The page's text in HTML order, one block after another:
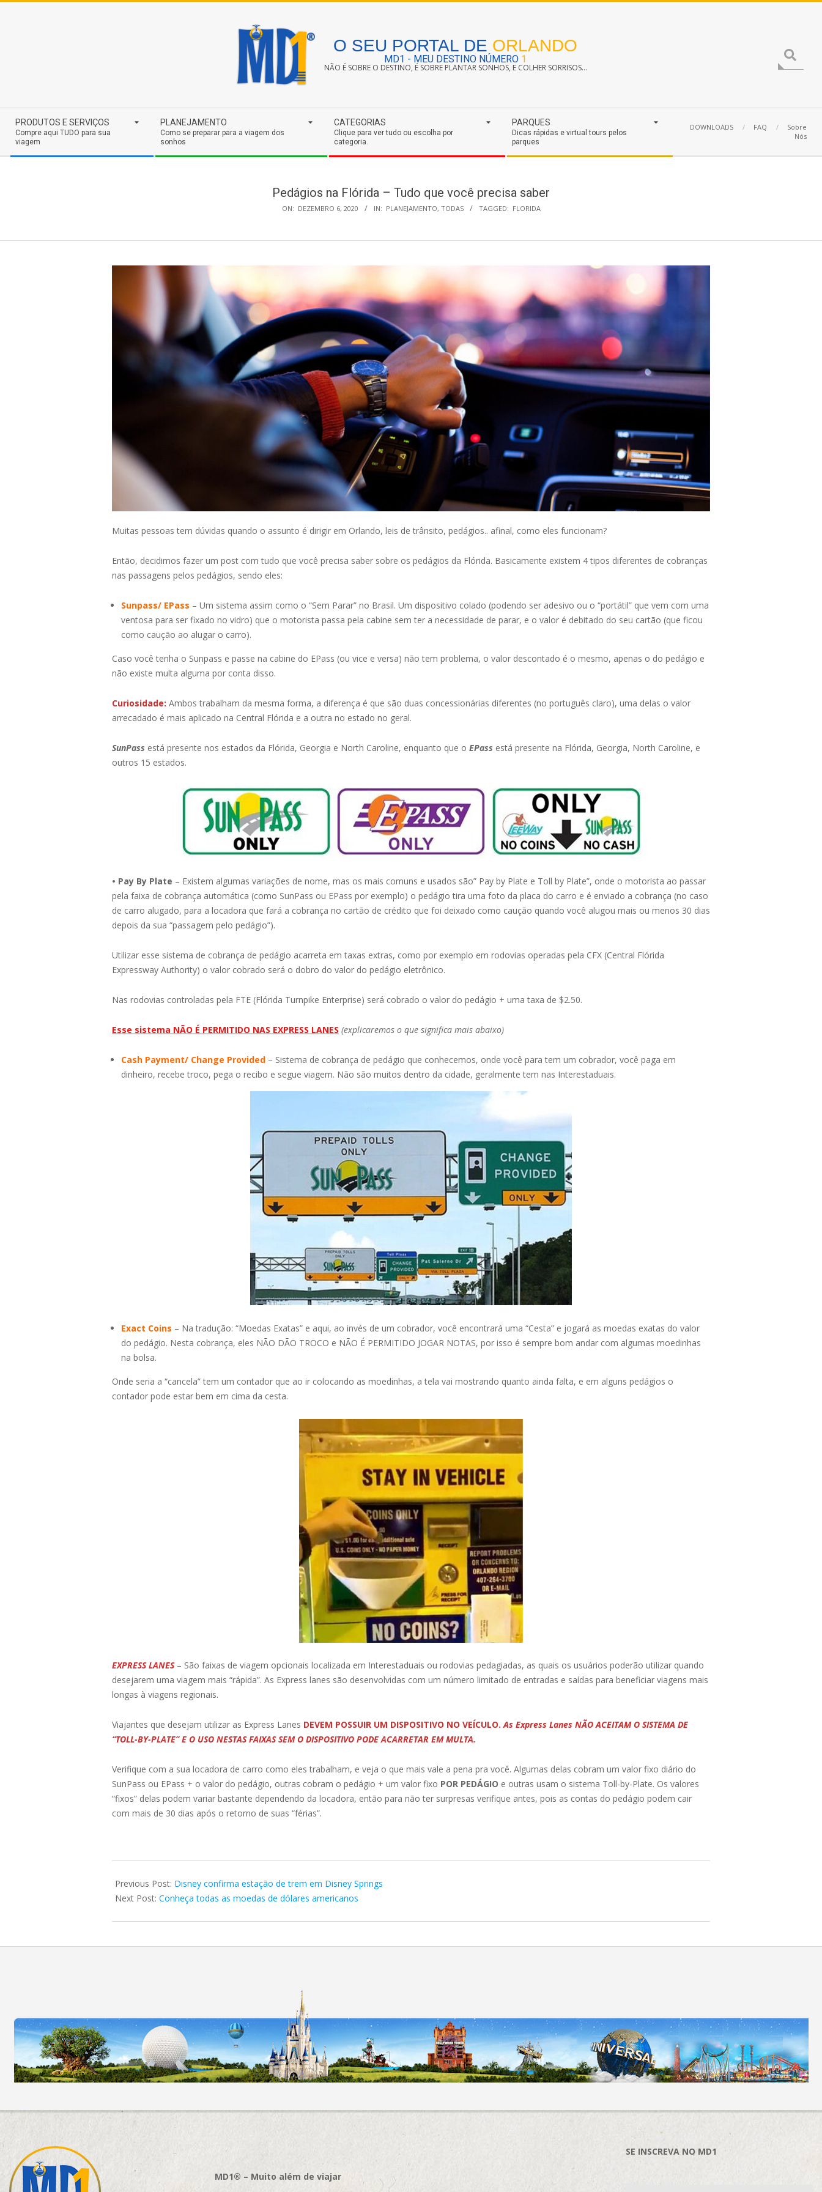
O SEU PORTAL DE ORLANDO
MD1 - MEU DESTINO NÚMERO 1
NÃO É SOBRE O DESTINO, É SOBRE PLANTAR SONHOS, E COLHER SORRISOS...
Navigation
Menu
PRODUTOS E SERVIÇOS
Compre aqui TUDO para sua
viagem
PLANEJAMENTO
Como se preparar para a viagem dos
sonhos
CATEGORIAS
Clique para ver tudo ou escolha por
categoria.
PARQUES
Dicas rápidas e virtual tours pelos
parques
DOWNLOADS FAQ
Sobre
Nós
Pedágios na Flórida – Tudo que você precisa saber
ON: DEZEMBRO 6, 2020 IN: PLANEJAMENTO, TODAS TAGGED: FLORIDA
Muitas pessoas tem dúvidas quando o assunto é dirigir em Orlando, leis de trânsito, pedágios.. afinal, como eles funcionam?
Então, decidimos fazer um post com tudo que você precisa saber sobre os pedágios da Flórida. Basicamente existem 4 tipos diferentes de cobranças
nas passagens pelos pedágios, sendo eles:
Sunpass/ EPass – Um sistema assim como o “Sem Parar” no Brasil. Um dispositivo colado (podendo ser adesivo ou o “portátil” que vem com uma
ventosa para ser fixado no vidro) que o motorista passa pela cabine sem ter a necessidade de parar, e o valor é debitado do seu cartão (que ficou
como caução ao alugar o carro).
Caso você tenha o Sunpass e passe na cabine do EPass (ou vice e versa) não tem problema, o valor descontado é o mesmo, apenas o do pedágio e
não existe multa alguma por conta disso.
Curiosidade: Ambos trabalham da mesma forma, a diferença é que são duas concessionárias diferentes (no português claro), uma delas o valor
arrecadado é mais aplicado na Central Flórida e a outra no estado no geral.
SunPass está presente nos estados da Flórida, Georgia e North Caroline, enquanto que o EPass está presente na Flórida, Georgia, North Caroline, e
outros 15 estados.
• Pay By Plate – Existem algumas variações de nome, mas os mais comuns e usados são” Pay by Plate e Toll by Plate”, onde o motorista ao passar
pela faixa de cobrança automática (como SunPass ou EPass por exemplo) o pedágio tira uma foto da placa do carro e é enviado a cobrança (no caso
de carro alugado, para a locadora que fará a cobrança no cartão de crédito que foi deixado como caução quando você alugou mais ou menos 30 dias
depois da sua “passagem pelo pedágio”).
Utilizar esse sistema de cobrança de pedágio acarreta em taxas extras, como por exemplo em rodovias operadas pela CFX (Central Flórida
Expressway Authority) o valor cobrado será o dobro do valor do pedágio eletrônico.
Nas rodovias controladas pela FTE (Flórida Turnpike Enterprise) será cobrado o valor do pedágio + uma taxa de $2.50.
Esse sistema NÃO É PERMITIDO NAS EXPRESS LANES (explicaremos o que significa mais abaixo)
Cash Payment/ Change Provided – Sistema de cobrança de pedágio que conhecemos, onde você para tem um cobrador, você paga em
dinheiro, recebe troco, pega o recibo e segue viagem. Não são muitos dentro da cidade, geralmente tem nas Interestaduais.
Exact Coins – Na tradução: “Moedas Exatas” e aqui, ao invés de um cobrador, você encontrará uma “Cesta” e jogará as moedas exatas do valor
do pedágio. Nesta cobrança, eles NÃO DÃO TROCO e NÃO É PERMITIDO JOGAR NOTAS, por isso é sempre bom andar com algumas moedinhas
na bolsa.
Onde seria a “cancela” tem um contador que ao ir colocando as moedinhas, a tela vai mostrando quanto ainda falta, e em alguns pedágios o
contador pode estar bem em cima da cesta.
EXPRESS LANES – São faixas de viagem opcionais localizada em Interestaduais ou rodovias pedagiadas, as quais os usuários poderão utilizar quando
desejarem uma viagem mais “rápida”. As Express lanes são desenvolvidas com um número limitado de entradas e saídas para beneficiar viagens mais
longas à viagens regionais.
Viajantes que desejam utilizar as Express Lanes DEVEM POSSUIR UM DISPOSITIVO NO VEÍCULO. As Express Lanes NÃO ACEITAM O SISTEMA DE
“TOLL-BY-PLATE” E O USO NESTAS FAIXAS SEM O DISPOSITIVO PODE ACARRETAR EM MULTA.
Verifique com a sua locadora de carro como eles trabalham, e veja o que mais vale a pena pra você. Algumas delas cobram um valor fixo diário do
SunPass ou EPass + o valor do pedágio, outras cobram o pedágio + um valor fixo POR PEDÁGIO e outras usam o sistema Toll-by-Plate. Os valores
“fixos” delas podem variar bastante dependendo da locadora, então para não ter surpresas verifique antes, pois as contas do pedágio podem cair
com mais de 30 dias após o retorno de suas “férias”.
12-
06
Previous Post: Disney confirma estação de trem em Disney Springs
Next Post: Conheça todas as moedas de dólares americanos
MD1® – Muito além de viajar
SE INSCREVA NO MD1